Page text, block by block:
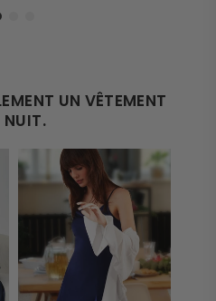
UN VÊTEMENT
NUIT.